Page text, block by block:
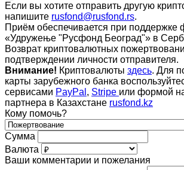
Если вы хотите отправить другую
напишите rusfond@rusfond.rs.
Приём обеспечивается при поддержке
«Удружење "Русфонд Београд"» в
Возврат криптовалютных
подтверждении личности отправителя.
Внимание! Криптовалюты здесь. Для
карты зарубежного банка
сервисами PayPal , Stripe или формой
партнера в Казахстане rusfond.kz
Кому помочь?
Сумма
Валюта
Ваши комментарии и пожелания